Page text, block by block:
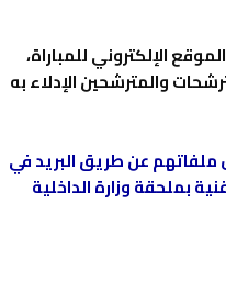
الإلكتروني للمباراة،
والمترشحين الإدلاء به
ملفاتهم عن طريق البريد في
والتقنية بملحقة وزارة الداخلية